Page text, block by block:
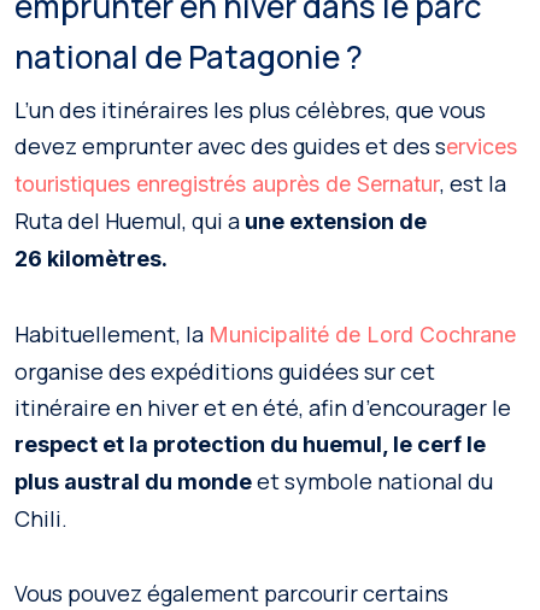
national de Patagonie ?
L’un des itinéraires les plus célèbres, que vous
devez emprunter avec des guides et des services
touristiques enregistrés auprès de Sernatur, est la
Ruta del Huemul, qui a une extension de
26 kilomètres.
Habituellement, la Municipalité de Lord Cochrane
organise des expéditions guidées sur cet
itinéraire en hiver et en été, afin d’encourager le
respect et la protection du huemul, le cerf le
plus austral du mondeet symbole national du
Chili.
Vous pouvez également parcourir certains